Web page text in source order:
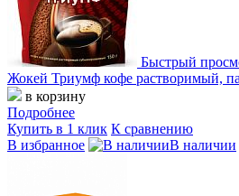
Быстрый
Жокей Триумф кофе растворимый,
в корзину
Подробнее
Купить в 1 клик К сравнению
В избранное
В наличии